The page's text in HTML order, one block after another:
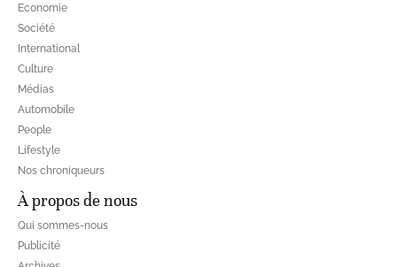
Economie
Société
International
Culture
Médias
Automobile
People
Lifestyle
Nos chroniqueurs
À propos de nous
Qui sommes-nous
Publicité